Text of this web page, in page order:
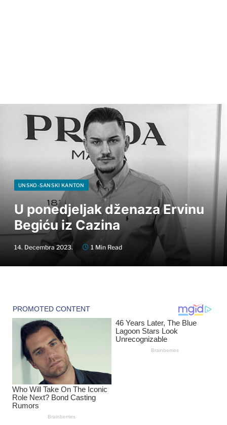
UNSKO-SANSKI KANTON
U ponedjeljak dženaza Ervinu
Begiću iz Cazina
14. Decembra 2023. 1 Min Read